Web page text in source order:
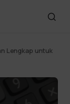
Lengkap untuk